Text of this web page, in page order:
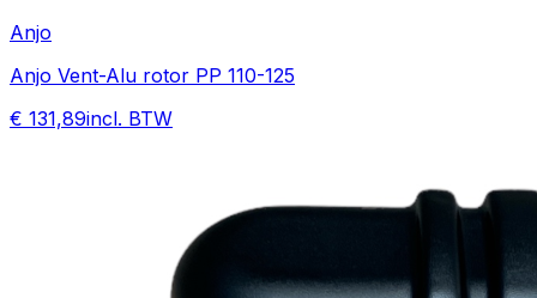
Anjo
Anjo Vent-Alu rotor PP 110-125
€ 131,89incl. BTW